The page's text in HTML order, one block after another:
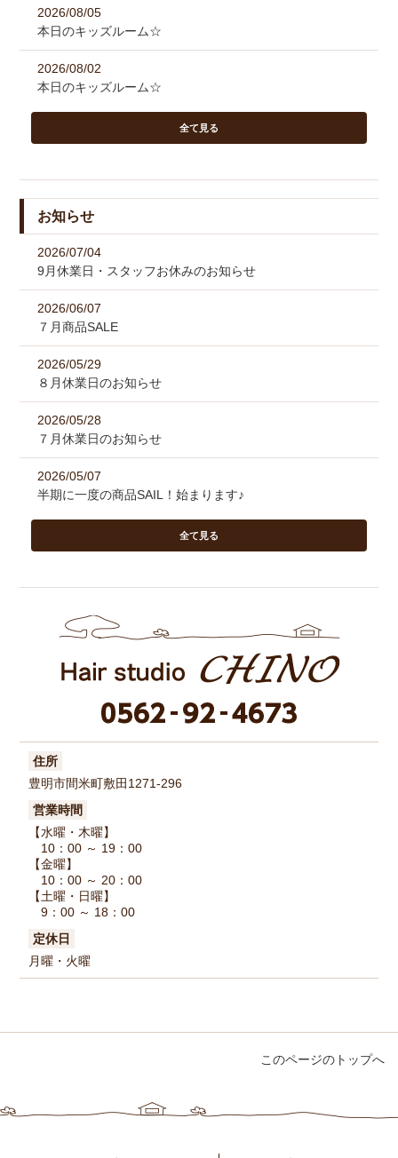
2026/08/05
本日のキッズルーム☆
2026/08/02
本日のキッズルーム☆
全て見る
お知らせ
2026/07/04
9月休業日・スタッフお休みのお知らせ
2026/06/07
７月商品SALE
2026/05/29
８月休業日のお知らせ
2026/05/28
７月休業日のお知らせ
2026/05/07
半期に一度の商品SAIL！始まります♪
全て見る
住所
豊明市間米町敷田1271-296
営業時間
【水曜・木曜】
10：00 ～ 19：00
【金曜】
10：00 ～ 20：00
【土曜・日曜】
9：00 ～ 18：00
定休日
月曜・火曜
このページのトップへ